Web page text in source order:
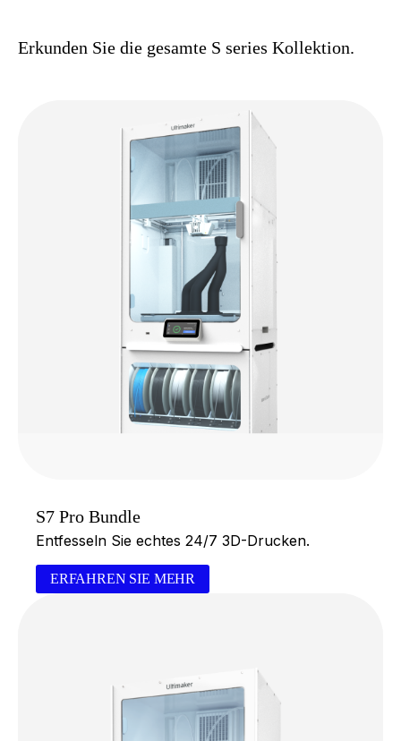
Erkunden Sie die gesamte S series Kollektion.
S7 Pro Bundle
Entfesseln Sie echtes 24/7 3D-Drucken.
ERFAHREN SIE MEHR